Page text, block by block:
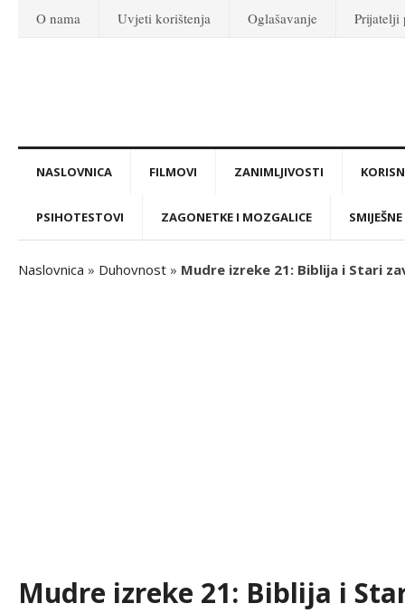
O nama Uvjeti korištenja Oglašavanje Prijatelji
NASLOVNICA FILMOVI ZANIMLJIVOSTI
PSIHOTESTOVI ZAGONETKE I MOZGALICE
Naslovnica » Duhovnost » Mudre izreke 21: Biblija i Stari
Mudre izreke 21: Biblija i